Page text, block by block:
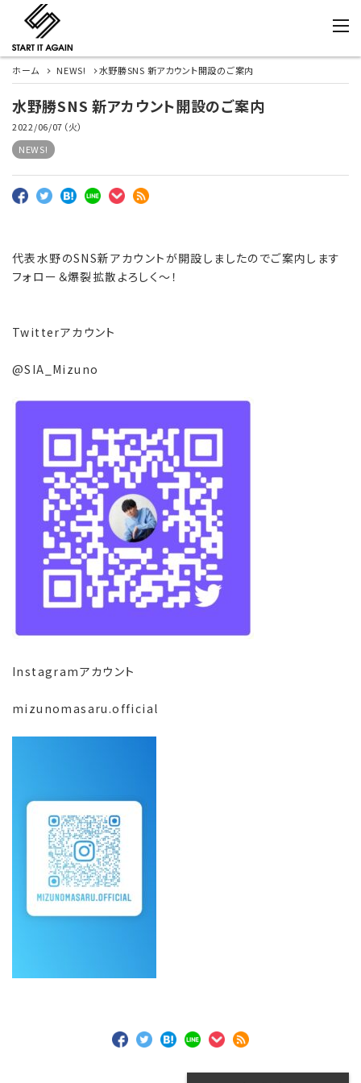
ホーム NEWS! 水野勝SNS 新アカウント開設のご案内
水野勝SNS 新アカウント開設のご案内
2022/06/07（火）
NEWS!
代表水野のSNS新アカウントが開設しましたのでご案内します
フォロー＆爆裂拡散よろしく〜！
Twitterアカウント
@SIA_Mizuno
Instagramアカウント
mizunomasaru.official